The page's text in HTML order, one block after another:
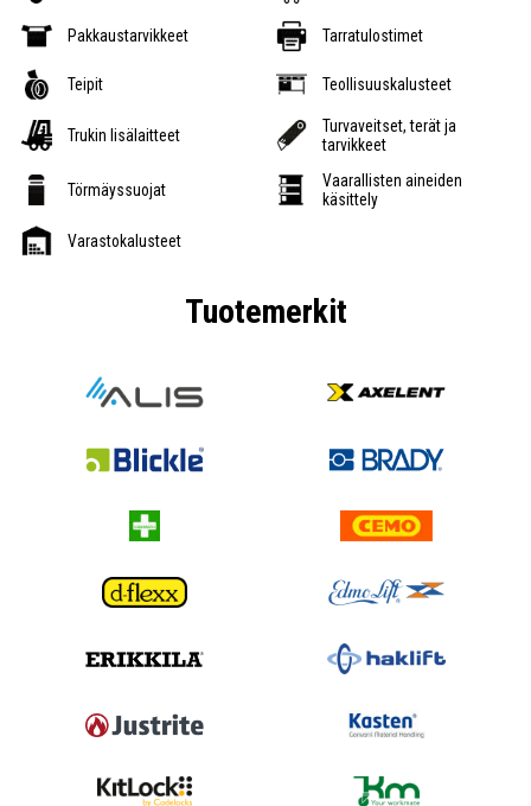
Pakkaustarvikkeet Tarratulostimet
Teipit Teollisuuskalusteet
Trukin lisälaitteet
Turvaveitset, terät ja
tarvikkeet
Törmäyssuojat
Vaarallisten aineiden
käsittely
Varastokalusteet
Tuotemerkit